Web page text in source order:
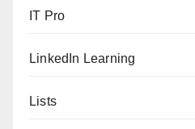
IT Pro
LinkedIn Learning
Lists